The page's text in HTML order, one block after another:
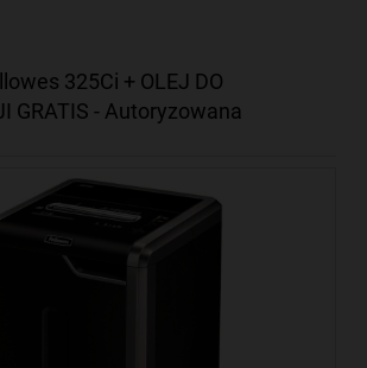
325Ci + OLEJ DO
GRATIS - Autoryzowana